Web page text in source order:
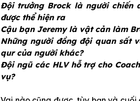
Đội trưởng Brock là người chiến
được thể hiện ra
Cậu bạn Jeremy là vật cản làm
Những người đồng đội quan sất
qur của người khác?
Đội ngũ các HLV hỗ trợ cho
vụ?